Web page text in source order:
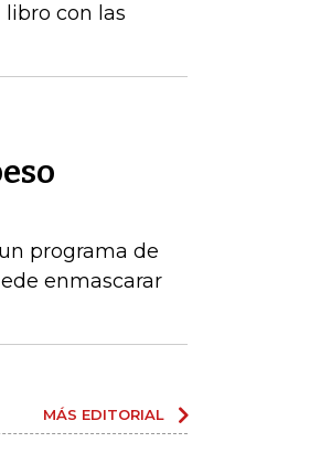
con las
programa de
enmascarar
MÁS EDITORIAL